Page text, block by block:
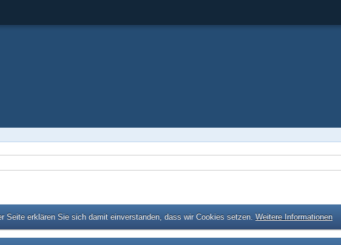
Seite erklären Sie sich damit einverstanden, dass wir Cookies setzen. Weitere Informationen